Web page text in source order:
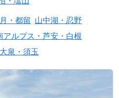
・都留 山中湖・忍野
アルプス・芦安・白根
泉・須玉